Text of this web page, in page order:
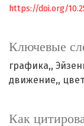
Ключевые
графика,
движение,
Как
https://doi.org/